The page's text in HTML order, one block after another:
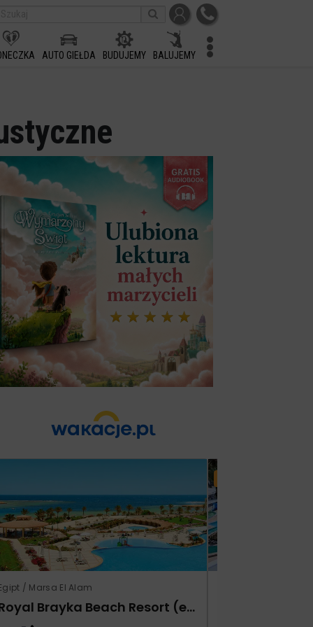
AUTO GIEŁDA BUDUJEMY BALUJEMY
/ Marsa El Alam
Royal Brayka Beach Resort (ex Zee Brayka)